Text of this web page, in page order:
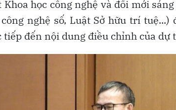
học công nghệ và đổi mới
nghệ số, Luật Sở hữu trí
đến nội dung điều chỉnh của dự